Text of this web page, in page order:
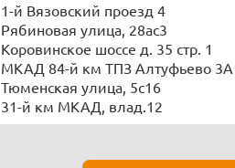
1-й Вязовский проезд 4
Рябиновая улица, 28ас3
Коровинское шоссе д. 35 стр. 1
МКАД 84-й км ТПЗ Алтуфьево 3А
Тюменская улица, 5с16
31-й км МКАД, влад.12